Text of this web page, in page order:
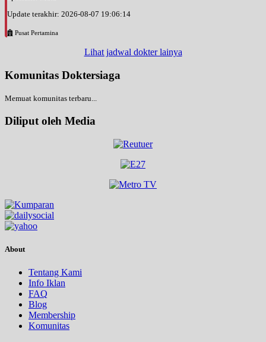
Update terakhir: 2026-08-07 19:06:14
Pusat Pertamina
Lihat jadwal dokter lainya
Komunitas Doktersiaga
Memuat komunitas terbaru...
Diliput oleh Media
About
Tentang Kami
Info Iklan
FAQ
Blog
Membership
Komunitas